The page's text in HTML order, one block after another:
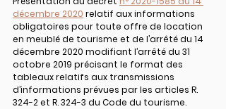
décembre 2020 relatif aux informations
obligatoires pour toute offre de location
en meublé de tourisme et de l’arrêté du 14
décembre 2020 modifiant l’arrêté du 31
octobre 2019 précisant le format des
tableaux relatifs aux transmissions
d’informations prévues par les articles R.
324-2 et R. 324-3 du Code du tourisme.